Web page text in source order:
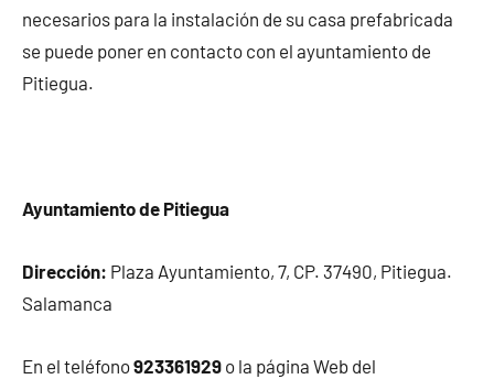
necesarios para la instalación de su casa prefabricada
se puede poner en contacto con el ayuntamiento de
Pitiegua.
Ayuntamiento de Pitiegua
Dirección: Plaza Ayuntamiento, 7, CP. 37490, Pitiegua.
Salamanca
En el teléfono923361929 o la página Web del